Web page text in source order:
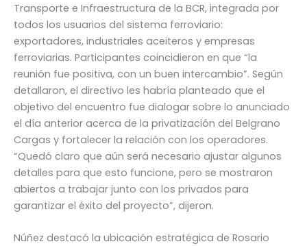
Transporte e Infraestructura de la BCR, integrada por
todos los usuarios del sistema ferroviario:
exportadores, industriales aceiteros y empresas
ferroviarias. Participantes coincidieron en que “la
reunión fue positiva, con un buen intercambio”. Según
detallaron, el directivo les habría planteado que el
objetivo del encuentro fue dialogar sobre lo anunciado
el día anterior acerca de la privatización del Belgrano
Cargas y fortalecer la relación con los operadores.
“Quedó claro que aún será necesario ajustar algunos
detalles para que esto funcione, pero se mostraron
abiertos a trabajar junto con los privados para
garantizar el éxito del proyecto”, dijeron.
Núñez destacó la ubicación estratégica de Rosario